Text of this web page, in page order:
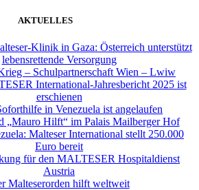
AKTUELLES
Klinik in Gaza: Österreich unterstützt
lebensrettende Versorgung
– Schulpartnerschaft Wien – Lwiw
International-Jahresbericht 2025 ist
erschienen
in Venezuela ist angelaufen
„Mauro Hilft“ im Palais Mailberger Hof
Malteser International stellt 250.000
Euro bereit
für den MALTESER Hospitaldienst
Austria
Malteserorden hilft weltweit